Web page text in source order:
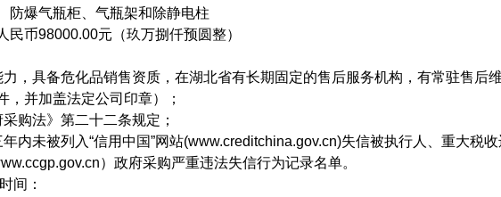
防爆气瓶柜、气瓶架和除静电柱
民币98000.00元 （玖万捌仟预圆整）
，具备危化品销售资质，在湖北省有长期固定的售后服务机构，有常驻售后
并加盖法定公司印章）；
购法》第二十二条规定；
内未被列入“信用中国”网站(www.creditchina.gov.cn)失信被执行人、重大税
）政府采购严重违法失信行为记录名单。
间：